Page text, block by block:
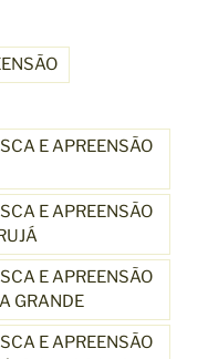
E APREENSÃO
E APREENSÃO
E APREENSÃO
GRANDE
E APREENSÃO